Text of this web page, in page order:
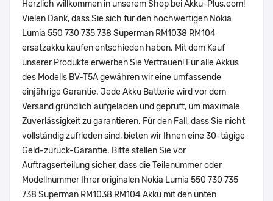
Herzlich willkommen in unserem Shop bei Akku-Plus.com!
Vielen Dank, dass Sie sich für den hochwertigen Nokia
Lumia 550 730 735 738 Superman RM1038 RM104
ersatzakku kaufen entschieden haben. Mit dem Kauf
unserer Produkte erwerben Sie Vertrauen! Für alle Akkus
des Modells BV-T5A gewähren wir eine umfassende
einjährige Garantie. Jede Akku Batterie wird vor dem
Versand gründlich aufgeladen und geprüft, um maximale
Zuverlässigkeit zu garantieren. Für den Fall, dass Sie nicht
vollständig zufrieden sind, bieten wir Ihnen eine 30-tägige
Geld-zurück-Garantie. Bitte stellen Sie vor
Auftragserteilung sicher, dass die Teilenummer oder
Modellnummer Ihrer originalen Nokia Lumia 550 730 735
738 Superman RM1038 RM104 Akku mit den unten